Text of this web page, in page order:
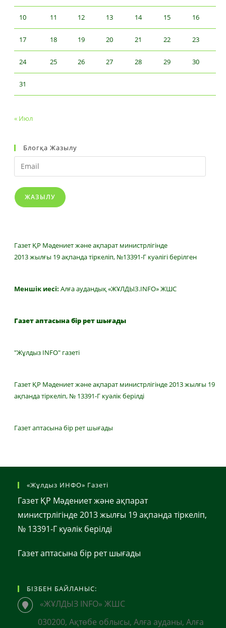
10 11 12 13 14 15 16
17 18 19 20 21 22 23
24 25 26 27 28 29 30
31
« Июл
Блогқа Жазылу
Email
ЖАЗЫЛУ
Газет ҚР Мәдениет және ақпарат министрлігінде
2013 жылғы 19 ақпанда тіркеліп, №13391-Г куәлігі берілген
Меншік иесі: Алға аудандық «ЖҰЛДЫЗ.INFO» ЖШС
Газет аптасына бір рет шығады
"Жұлдыз INFO" газеті
Газет ҚР Мәдениет және ақпарат министрлігінде 2013 жылғы 19
ақпанда тіркеліп, № 13391-Г куәлік берілді
Газет аптасына бір рет шығады
«Жұлдыз ИНФО» Газеті
Газет ҚР Мәдениет және ақпарат
министрлігінде 2013 жылғы 19 ақпанда тіркеліп,
№ 13391-Г куәлік берілді
Газет аптасына бір рет шығады
БІЗБЕН БАЙЛАНЫС:
«ЖҰЛДЫЗ INFO» ЖШС
030200, Ақтөбе облысы, Алға ауданы, Алға